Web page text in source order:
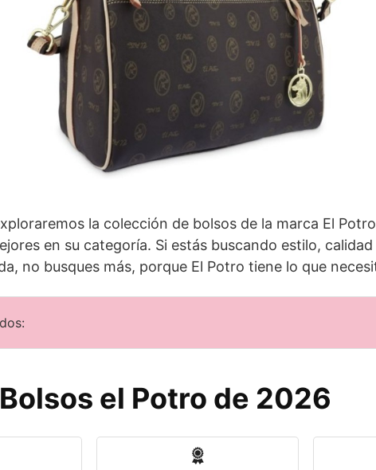
la colección de bolsos de la marca El
en su categoría. Si estás buscando estilo,
no busques más, porque El Potro tiene lo que
el Potro de 2026